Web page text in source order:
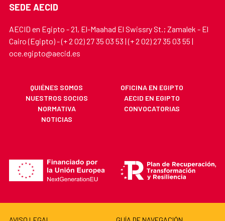
SEDE AECID
AECID en Egipto - 21, El-Maahad El Swissry St.; Zamalek - El
Cairo (Egipto) - (+ 2 02) 27 35 03 53 | (+ 2 02) 27 35 03 55 |
oce.egipto@aecid.es
QUIÉNES SOMOS
OFICINA EN EGIPTO
NUESTROS SOCIOS
AECID EN EGIPTO
NORMATIVA
CONVOCATORIAS
NOTICIAS